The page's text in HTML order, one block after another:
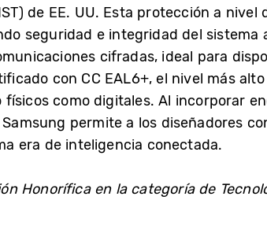
de EE. UU. Esta protección a nivel
seguridad e integridad del sistema
cifradas, ideal para
con CC EAL6+, el nivel más
como digitales. Al incorporar
permite a los diseñadores
era de inteligencia conectada.
Honorífica en la categoría de